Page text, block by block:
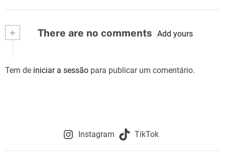
+ There are no comments Add yours
Tem de iniciar a sessão para publicar um comentário.
Instagram TikTok